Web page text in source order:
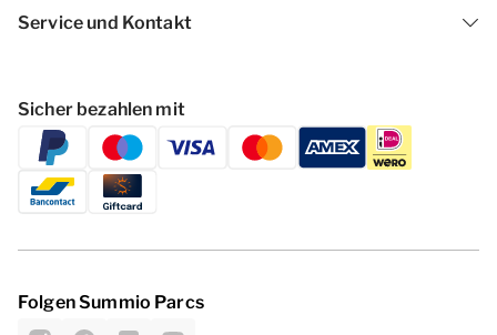
Service und Kontakt
Sicher bezahlen mit
Folgen Summio Parcs